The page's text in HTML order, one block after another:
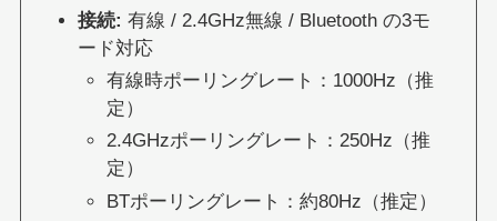
接続: 有線 / 2.4GHz無線 / Bluetooth の3モ
ード対応
有線時ポーリングレート：1000Hz（推
定）
2.4GHzポーリングレート：250Hz（推
定）
BTポーリングレート：約80Hz（推定）